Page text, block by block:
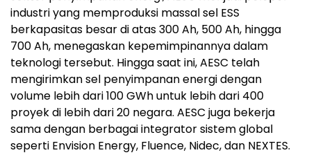
industri yang memproduksi massal sel ESS
berkapasitas besar di atas 300 Ah, 500 Ah, hingga
700 Ah, menegaskan kepemimpinannya dalam
teknologi tersebut. Hingga saat ini, AESC telah
mengirimkan sel penyimpanan energi dengan
volume lebih dari 100 GWh untuk lebih dari 400
proyek di lebih dari 20 negara. AESC juga bekerja
sama dengan berbagai integrator sistem global
seperti Envision Energy, Fluence, Nidec, dan NEXTES.